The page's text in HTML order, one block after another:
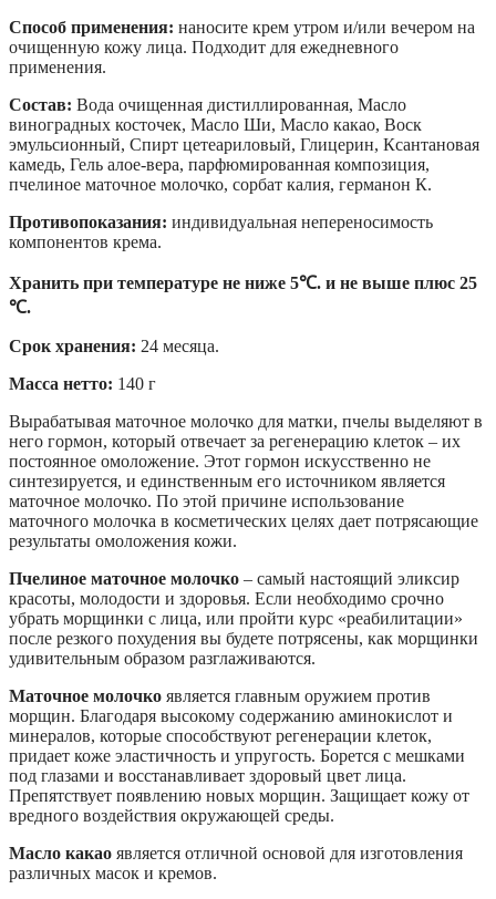
Способ применения: наносите крем утром и/или вечером на
очищенную кожу лица. Подходит для ежедневного
применения.
Состав: Вода очищенная дистиллированная, Масло
виноградных косточек, Масло Ши, Масло какао, Воск
эмульсионный, Спирт цетеариловый, Глицерин, Ксантановая
камедь, Гель алое-вера, парфюмированная композиция,
пчелиное маточное молочко, сорбат калия, германон К.
Противопоказания: индивидуальная непереносимость
компонентов крема.
Хранить при температуре не ниже 5℃. и не выше плюс 25
℃.
Срок хранения: 24 месяца.
Масса нетто: 140 г
Вырабатывая маточное молочко для матки, пчелы выделяют в
него гормон, который отвечает за регенерацию клеток – их
постоянное омоложение. Этот гормон искусственно не
синтезируется, и единственным его источником является
маточное молочко. По этой причине использование
маточного молочка в косметических целях дает потрясающие
результаты омоложения кожи.
Пчелиное маточное молочко – самый настоящий эликсир
красоты, молодости и здоровья. Если необходимо срочно
убрать морщинки с лица, или пройти курс «реабилитации»
после резкого похудения вы будете потрясены, как морщинки
удивительным образом разглаживаются.
Маточное молочко является главным оружием против
морщин. Благодаря высокому содержанию аминокислот и
минералов, которые способствуют регенерации клеток,
придает коже эластичность и упругость. Борется с мешками
под глазами и восстанавливает здоровый цвет лица.
Препятствует появлению новых морщин. Защищает кожу от
вредного воздействия окружающей среды.
Масло какао является отличной основой для изготовления
различных масок и кремов.